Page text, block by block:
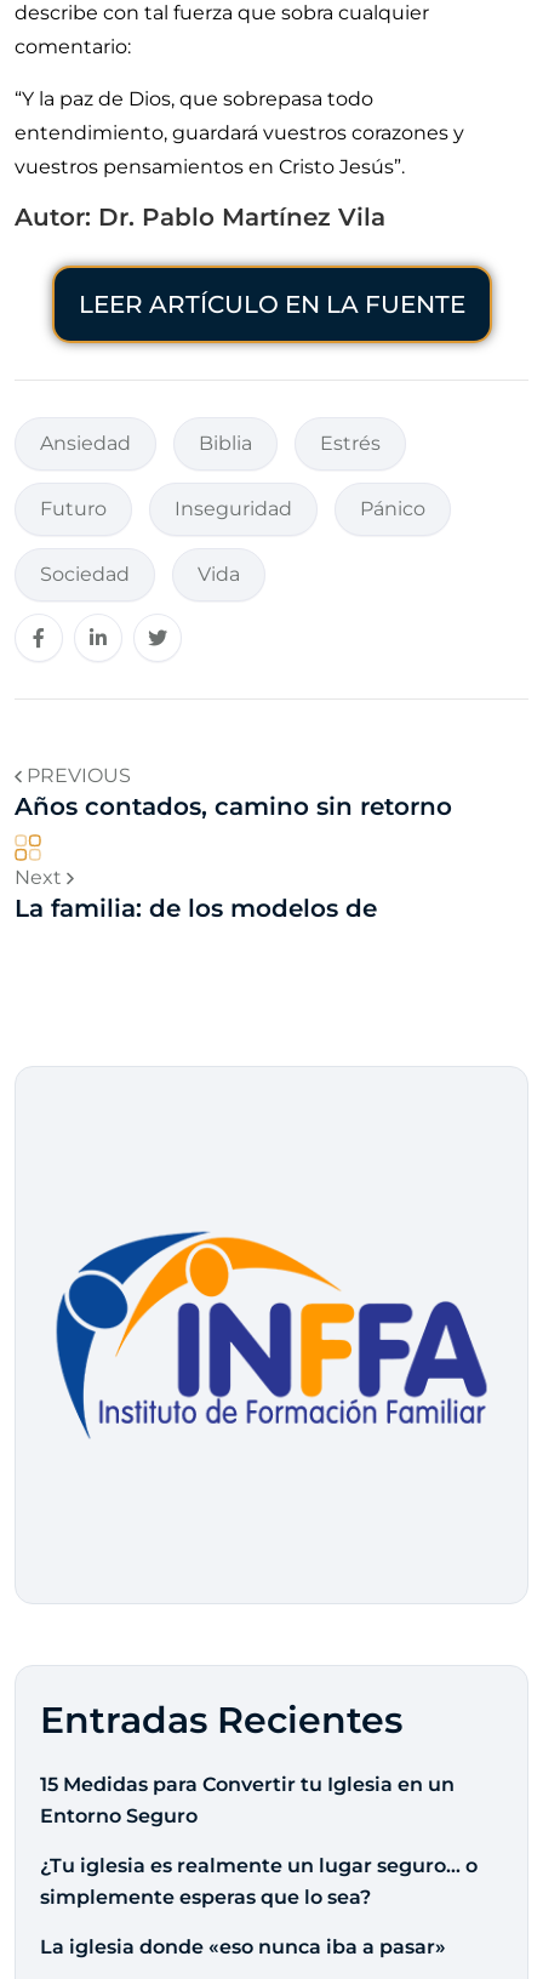
describe con tal fuerza que sobra cualquier
comentario:
Y la paz de Dios, que sobrepasa todo
entendimiento, guardará vuestros corazones y
vuestros pensamientos en Cristo Jesús .
Autor: Dr. Pablo Martínez Vila
LEER ARTÍCULO EN LA FUENTE
Ansiedad Biblia Estrés
Futuro Inseguridad Pánico
Sociedad Vida
PREVIOUS
Años contados, camino sin retorno
Next
La familia: de los modelos de
Entradas Recientes
15 Medidas para Convertir tu Iglesia en un
Entorno Seguro
¿Tu iglesia es realmente un lugar seguro… o
simplemente esperas que lo sea?
La iglesia donde «eso nunca iba a pasar»